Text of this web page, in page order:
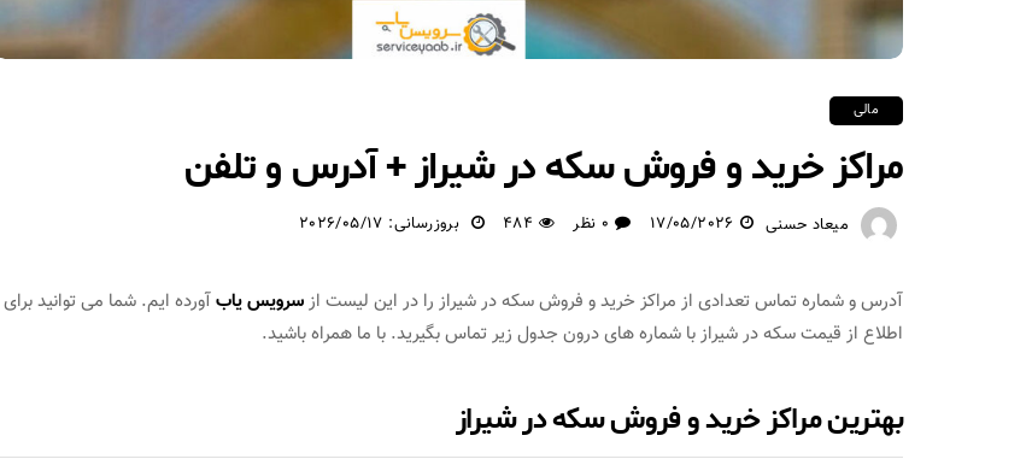
مالی
مراکز خرید و فروش سکه در شیراز + آدرس و تلفن
میعاد حسنی 17/05/2026 0 نظر 484 بروزرسانی: 2026/05/17
آدرس و شماره تماس تعدادی از مراکز خرید و فروش سکه در شیراز را در این لیست ازسرویس یابآورده ایم. شما می توانید برای
اطلاع از قیمت سکه در شیراز با شماره های درون جدول زیر تماس بگیرید. با ما همراه باشید.
بهترین مراکز خرید و فروش سکه در شیراز